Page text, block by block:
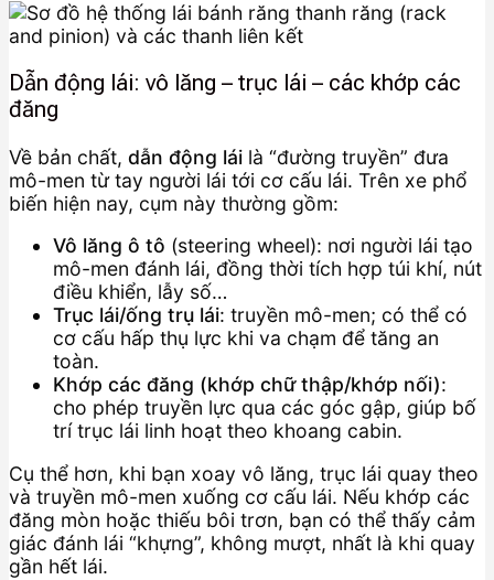
Dẫn động lái: vô lăng – trục lái – các khớp các
đăng
Về bản chất, dẫn động lái là “đường truyền” đưa
mô-men từ tay người lái tới cơ cấu lái. Trên xe phổ
biến hiện nay, cụm này thường gồm:
Vô lăng ô tô (steering wheel): nơi người lái tạo
mô-men đánh lái, đồng thời tích hợp túi khí, nút
điều khiển, lẫy số…
Trục lái/ống trụ lái: truyền mô-men; có thể có
cơ cấu hấp thụ lực khi va chạm để tăng an
toàn.
Khớp các đăng (khớp chữ thập/khớp nối):
cho phép truyền lực qua các góc gập, giúp bố
trí trục lái linh hoạt theo khoang cabin.
Cụ thể hơn, khi bạn xoay vô lăng, trục lái quay theo
và truyền mô-men xuống cơ cấu lái. Nếu khớp các
đăng mòn hoặc thiếu bôi trơn, bạn có thể thấy cảm
giác đánh lái “khựng”, không mượt, nhất là khi quay
gần hết lái.